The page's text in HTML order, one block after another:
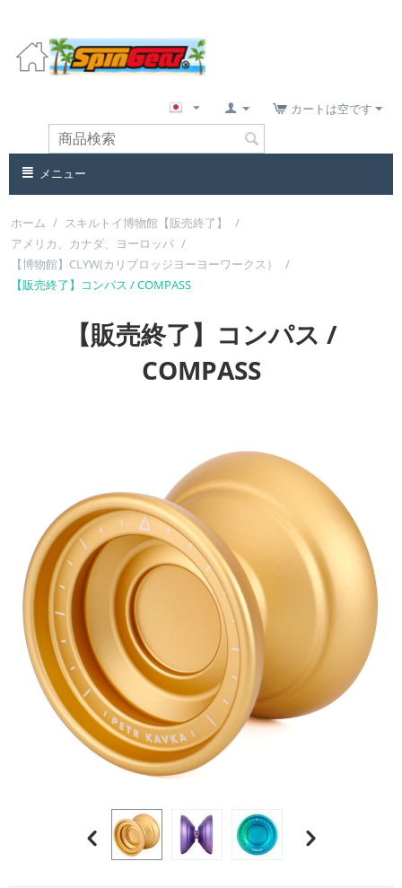
カートは空です
メニュー
ホーム / スキルトイ博物館【販売終了】
/
アメリカ、カナダ、ヨーロッパ /
【博物館】CLYW(カリブロッジヨーヨーワークス）
/
【販売終了】コンパス / COMPASS
【販売終了】コンパス /
COMPASS